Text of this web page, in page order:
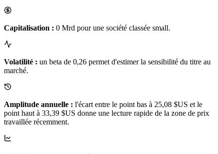
Capitalisation : 0 Mrd pour une société classée small.
Volatilité : un beta de 0,26 permet d'estimer la sensibilité du titre au
marché.
Amplitude annuelle : l'écart entre le point bas à 25,08 $US et le
point haut à 33,39 $US donne une lecture rapide de la zone de prix
travaillée récemment.